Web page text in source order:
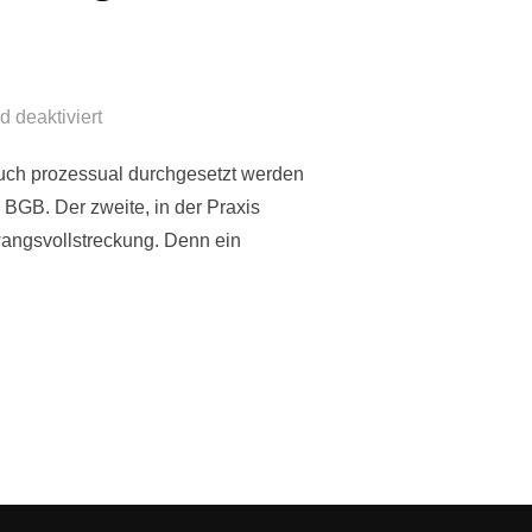
deaktiviert
prozessual durchgesetzt werden
Der zweite, in der Praxis
Denn ein